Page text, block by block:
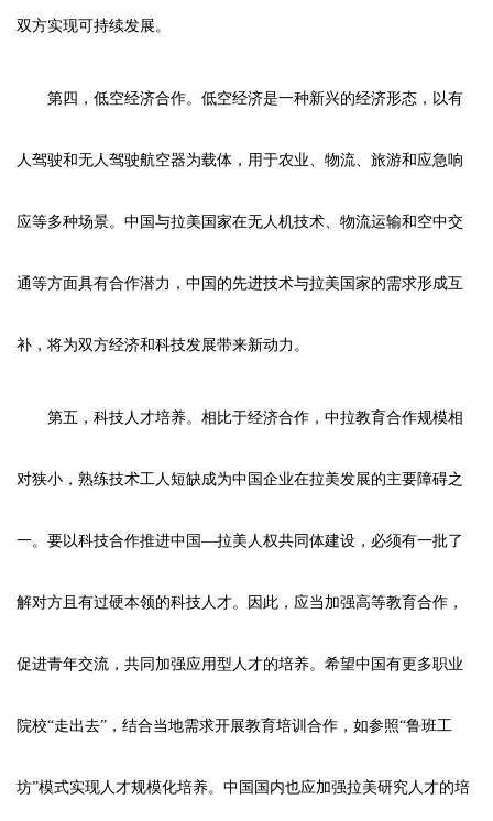
双方实现可持续发展。
第四，低空经济合作。低空经济是一种新兴的经济形态，以有
人驾驶和无人驾驶航空器为载体，用于农业、物流、旅游和应急响
应等多种场景。中国与拉美国家在无人机技术、物流运输和空中交
通等方面具有合作潜力，中国的先进技术与拉美国家的需求形成互
补，将为双方经济和科技发展带来新动力。
第五，科技人才培养。相比于经济合作，中拉教育合作规模相
对狭小，熟练技术工人短缺成为中国企业在拉美发展的主要障碍之
一。要以科技合作推进中国—拉美人权共同体建设，必须有一批了
解对方且有过硬本领的科技人才。因此，应当加强高等教育合作，
促进青年交流，共同加强应用型人才的培养。希望中国有更多职业
院校“走出去”，结合当地需求开展教育培训合作，如参照“鲁班工
坊”模式实现人才规模化培养。中国国内也应加强拉美研究人才的培